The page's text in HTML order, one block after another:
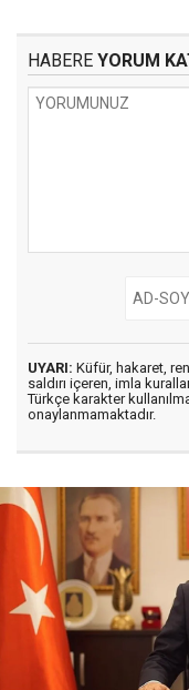
HABERE YORUM
UYARI: Küfür, hakaret,
saldırı içeren, imla
Türkçe karakter
onaylanmamaktadır.